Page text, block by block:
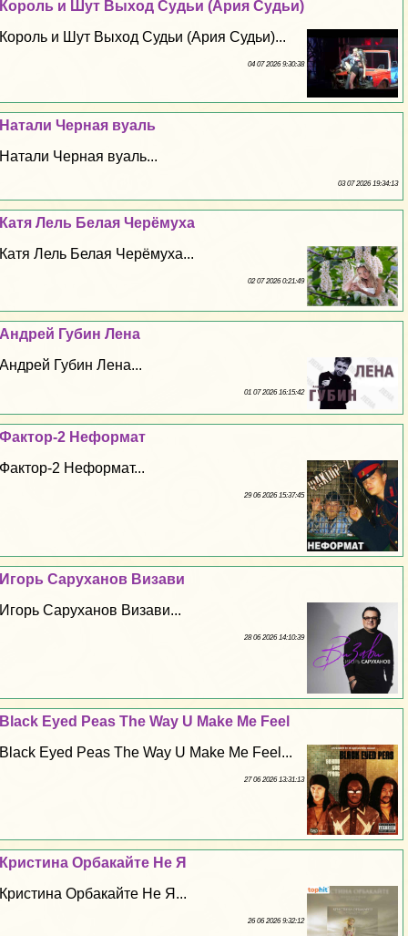
Король и Шут Выход Судьи (Ария Судьи)
Король и Шут Выход Судьи (Ария Судьи)...
04 07 2026 9:30:38
Натали Черная вуаль
Натали Черная вуаль...
03 07 2026 19:34:13
Катя Лель Белая Черёмуха
Катя Лель Белая Черёмуха...
02 07 2026 0:21:49
Андрей Губин Лена
Андрей Губин Лена...
01 07 2026 16:15:42
Фактор-2 Неформат
Фактор-2 Неформат...
29 06 2026 15:37:45
Игорь Саруханов Визави
Игорь Саруханов Визави...
28 06 2026 14:10:39
Black Eyed Peas The Way U Make Me Feel
Black Eyed Peas The Way U Make Me Feel...
27 06 2026 13:31:13
Кристина Орбакайте Не Я
Кристина Орбакайте Не Я...
26 06 2026 9:32:12